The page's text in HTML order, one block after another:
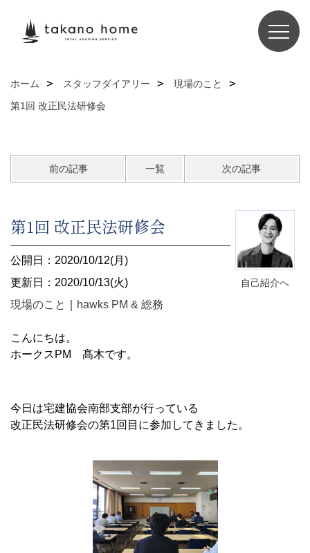
ホーム スタッフダイアリー
現場のこと
第1回 改正民法研修会
前の記事 一覧 次の記事
自己紹介へ
第1回 改正民法研修会
公開日：2020/10/12(月)
更新日：2020/10/13(火)
現場のこと
hawks PM & 総務
こんにちは。
ホークスPM 髙木です。
今日は宅建協会南部支部が行っている
改正民法研修会の第1回目に参加してきました。